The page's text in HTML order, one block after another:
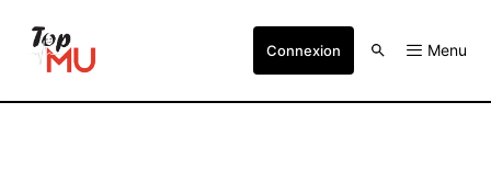
Connexion Menu